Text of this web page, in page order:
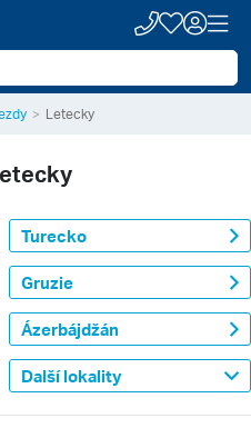
Letecky
Turecko
Gruzie
Ázerbájdžán
Další lokality